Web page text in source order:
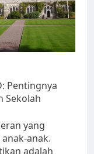
Pentingnya
Sekolah
yang
anak.
adalah